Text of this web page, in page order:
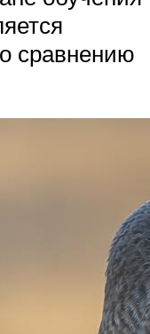
сравнению